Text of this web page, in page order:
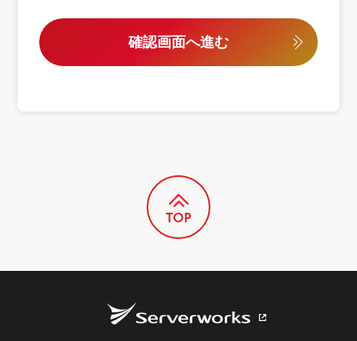
確認画面へ進む
TOP